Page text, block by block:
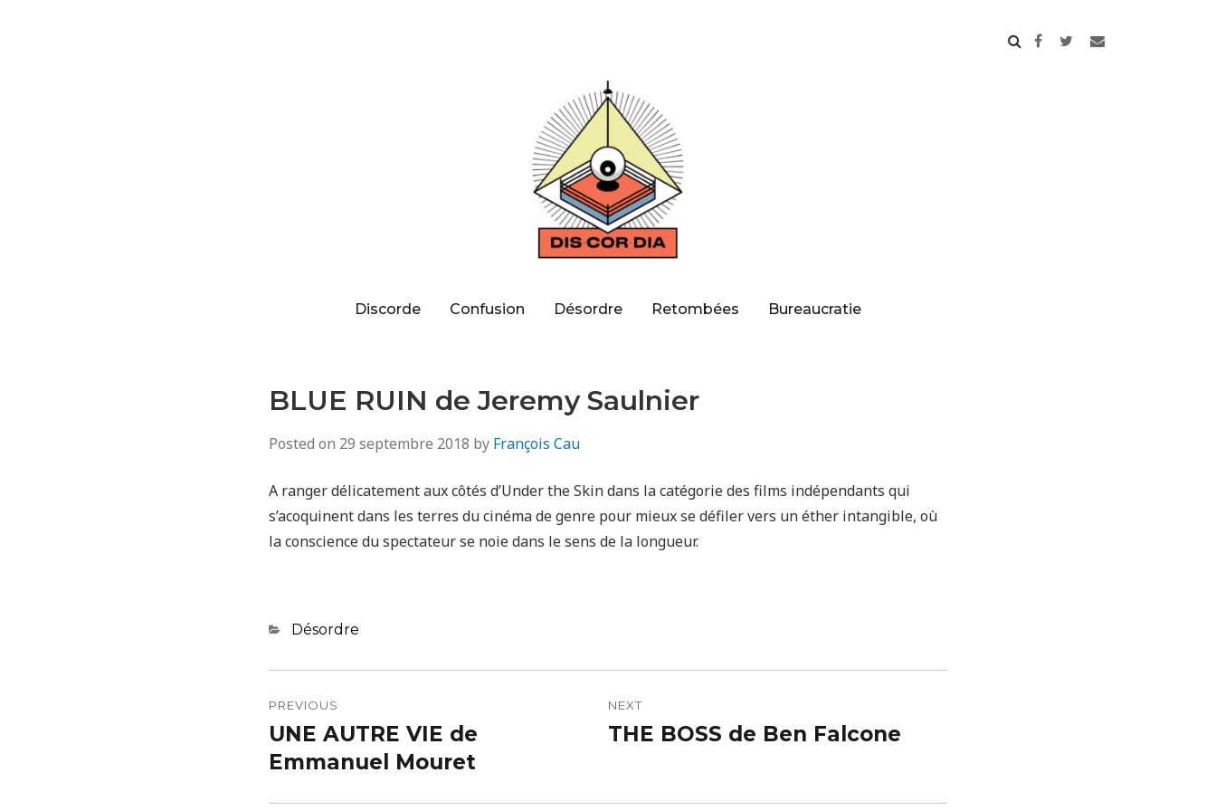
Discorde Confusion Désordre Retombées Bureaucratie
BLUE RUIN de Jeremy Saulnier
Posted on 29 septembre 2018 by François Cau
A ranger délicatement aux côtés d’Under the Skin dans la catégorie des films indépendants qui
s’acoquinent dans les terres du cinéma de genre pour mieux se défiler vers un éther intangible, où
la conscience du spectateur se noie dans le sens de la longueur.
Categories
Désordre
de
l’article
PREVIOUS
Previous
post:
UNE AUTRE VIE de
Emmanuel Mouret
NEXT
Next
THE BOSS de Ben Falcone